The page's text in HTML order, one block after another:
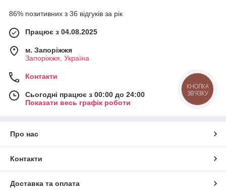
86% позитивних з 36 відгуків за рік
Працює з 04.08.2025
м. Запоріжжя
Запоріжжя, Україна
Контакти
Сьогодні працює з 00:00 до 24:00
Показати весь графік роботи
Про нас
Контакти
Доставка та оплата
КНОПКА
ЗВ'ЯЗКУ